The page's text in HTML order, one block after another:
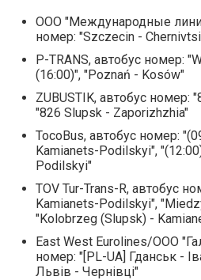
ООО "Международные
номер: "Szczecin -
P-TRANS, автобус номер:
(16:00)", "Poznań - Kosów"
ZUBUSTIK, автобус номер:
"826 Slupsk - Zaporizhzhia"
TocoBus, автобус номер:
Kamianets-Podilskyi",
Podilskyi"
TOV Tur-Trans-R, автобус
Kamianets-Podilskyi",
"Kolobrzeg (Slupsk) -
East West Eurolines/ООО
номер: "[PL-UA] Гданськ -
Львів - Чернівці"